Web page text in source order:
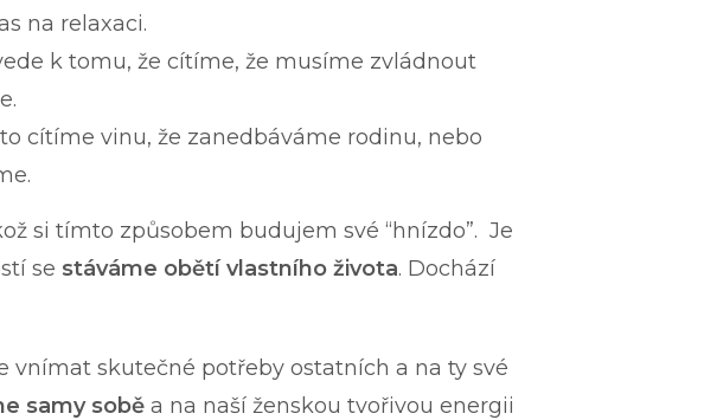
na relaxaci.
k tomu, že cítíme, že musíme zvládnout
cítíme vinu, že zanedbáváme rodinu, nebo
si tímto způsobem budujem své “hnízdo”. Je
se stáváme obětí vlastního života. Dochází
vnímat skutečné potřeby ostatních a na ty své
samy sobě a na naší ženskou tvořivou energii